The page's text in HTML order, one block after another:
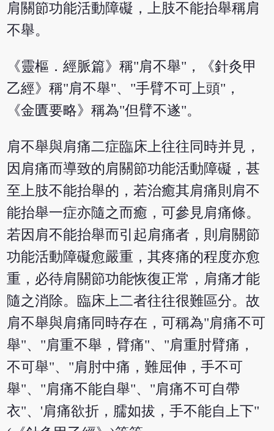
肩關節功能活動障礙，上肢不能抬舉稱肩
不舉。
《靈樞．經脈篇》稱"肩不舉"，《針灸甲
乙經》稱"肩不舉"、"手臂不可上頭"，
《金匱要略》稱為"但臂不遂"。
肩不舉與肩痛二症臨床上往往同時并見，
因肩痛而導致的肩關節功能活動障礙，甚
至上肢不能抬舉的，若治癒其肩痛則肩不
能抬舉一症亦隨之而癒，可參見肩痛條。
若因肩不能抬舉而引起肩痛者，則肩關節
功能活動障礙愈嚴重，其疼痛的程度亦愈
重，必待肩關節功能恢復正常，肩痛才能
隨之消除。臨床上二者往往很難區分。故
肩不舉與肩痛同時存在，可稱為"肩痛不可
舉"、"肩重不舉，臂痛"、"肩重肘臂痛，
不可舉"、"肩肘中痛，難屈伸，手不可
舉"、"肩痛不能自舉"、"肩痛不可自帶
衣"、'肩痛欲折，臑如拔，手不能自上下"